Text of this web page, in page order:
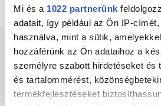
Mi és a 1022 partnerünk
adatait, így például az Ön IP-
használva, mint a sütik,
hozzáférünk az Ön adataihoz a
személyre szabott hirdetéseket és
és tartalommérést,
termékfejlesztéseket
keresztül is.
RÁDIÓ 1 KÍVÁNSÁGMŰSOR